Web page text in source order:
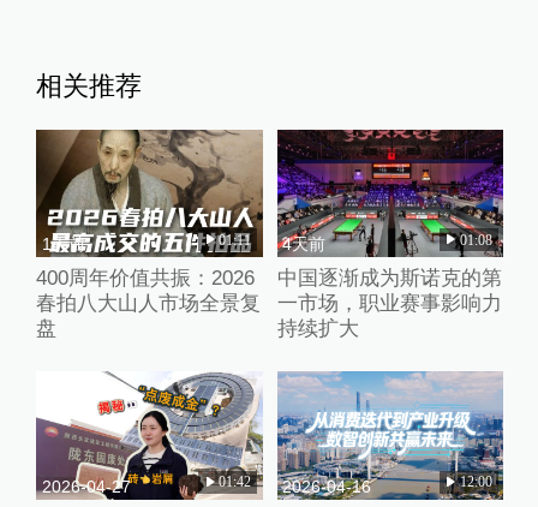
相关推荐
1天前 01:11
400周年价值共振：2026
春拍八大山人市场全景复
盘
4天前 01:08
中国逐渐成为斯诺克的第
一市场，职业赛事影响力
持续扩大
2026-04-27 01:42 2026-04-16 12:00